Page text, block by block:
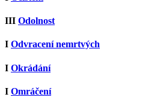
III Odolnost
I Odvracení nemrtvých
I Okrádání
I Omráčení